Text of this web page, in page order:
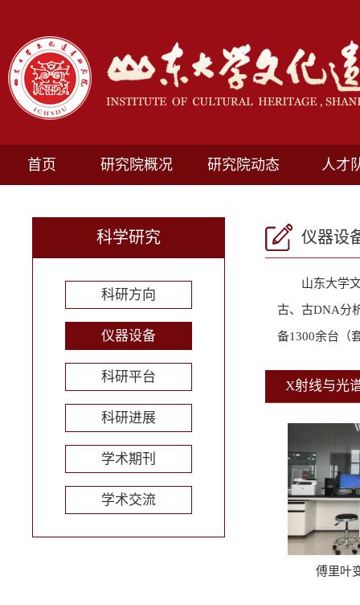
首页 研究院概况 研究院动态 人才
科学研究
科研方向
仪器设备
科研平台
科研进展
学术期刊
学术交流
仪器设
山东大学
古、古DNA分
备1300余台（
X射线与光
傅里叶